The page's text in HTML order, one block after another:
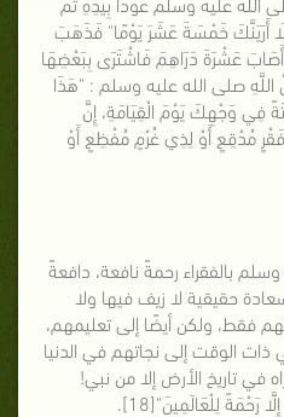
أَرَيَنَّكَ خَمْسَةَ عَشَرَ يَوْمًا" فَذَهَبَ
عَشْرَةَ دَرَاهِمَ فَاشْتَرَى بِبَعْضِهَا
صلى الله عليه وسلم : "هَذَا
فِي وَجْهِكَ يَوْمَ الْقِيَامَةِ، إِنَّ
فَقْرٍ مُدْقِعٍ أَوْ لِذِي غُرْمٍ مُفْظِعٍ أَوْ
بالفقراء رحمةً نافعة، دافعةً
حقيقية لا زيف فيها ولا
فقط، ولكن أيضًا إلى تعليمهم،
الوقت إلى نجاتهم في الدنيا
في تاريخ الأرض إلا من نبي!
لِلْعَالَمِينَ"[18].